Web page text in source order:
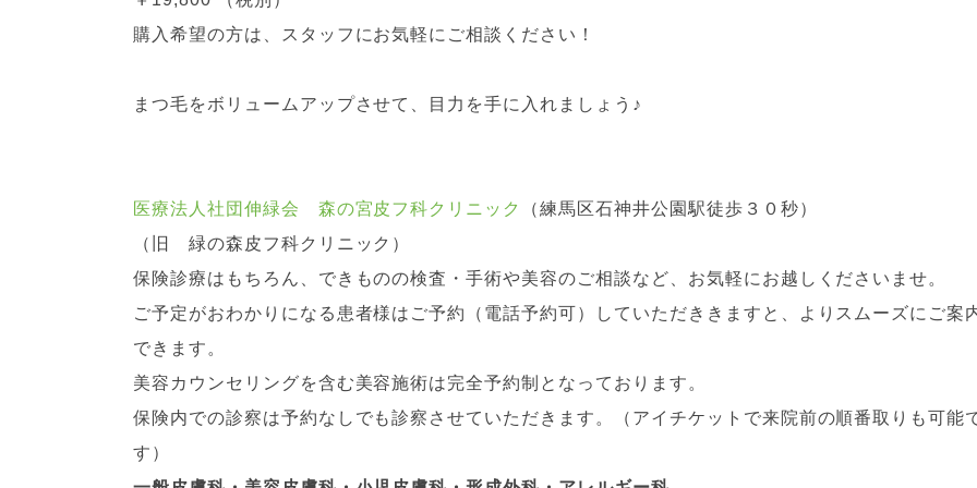
購入希望の方は、スタッフにお気軽にご相談ください！
まつ毛をボリュームアップさせて、目力を手に入れましょう♪
医療法人社団伸緑会 森の宮皮フ科クリニック
（練馬区石神井公園駅徒歩３０秒）
（旧 緑の森皮フ科クリニック）
保険診療はもちろん、できものの検査・手術や美容のご相談など、お気軽にお越しくださいませ。
ご予定がおわかりになる患者様はご予約（電話予約可）していただききますと、よりスムーズにご案
できます。
美容カウンセリングを含む美容施術は完全予約制となっております。
保険内での診察は予約なしでも診察させていただきます。（アイチケットで来院前の順番取りも可能
す）